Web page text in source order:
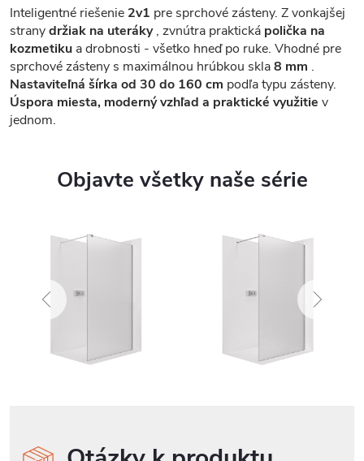
Inteligentné riešenie 2v1 pre sprchové zásteny. Z vonkajšej
stranydržiak na uteráky, zvnútra praktická polička na
kozmetiku a drobnosti - všetko hneď po ruke. Vhodné pre
sprchové zásteny s maximálnou hrúbkou skla8 mm .
Nastaviteľná šírka od 30 do 160 cm podľa typu zásteny.
Úspora miesta, moderný vzhľad a praktické využitie v
jednom.
Objavte všetky naše série